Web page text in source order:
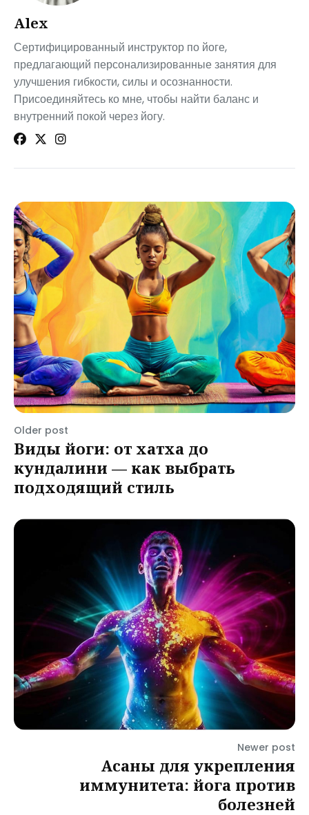
Alex
Сертифицированный инструктор по йоге,
предлагающий персонализированные занятия для
улучшения гибкости, силы и осознанности.
Присоединяйтесь ко мне, чтобы найти баланс и
внутренний покой через йогу.
Older post
Виды йоги: от хатха до
кундалини — как выбрать
подходящий стиль
Newer post
Асаны для укрепления
иммунитета: йога против
болезней